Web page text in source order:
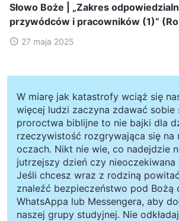
Słowo Boże | „Zakres
przywódców i pracowników (1)”
27 maja 2025
W miarę jak katastrofy wciąż się
więcej ludzi zaczyna zdawać sobie
proroctwa biblijne to nie bajki dla
rzeczywistość rozgrywająca się na
oczach. Nikt nie wie, co nadejdzie
jutrzejszy dzień czy nieoczekiwana
Jeśli chcesz wraz z rodziną
znaleźć bezpieczeństwo pod Bożą
WhatsAppa lub Messengera, aby
naszej grupy studyjnej. Nie